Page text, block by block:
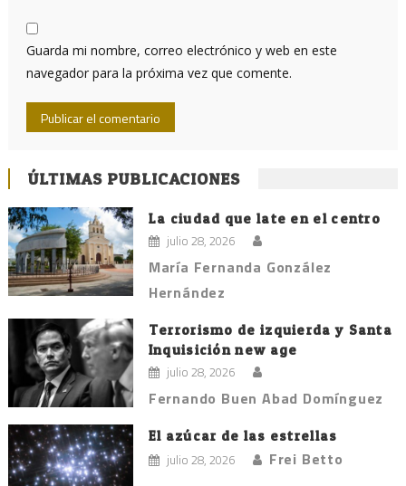
Guarda mi nombre, correo electrónico y web en este
navegador para la próxima vez que comente.
ÚLTIMAS PUBLICACIONES
La ciudad que late en el centro
julio 28, 2026
María Fernanda González
Hernández
Terrorismo de izquierda y Santa
Inquisición new age
julio 28, 2026
Fernando Buen Abad Domínguez
El azúcar de las estrellas
julio 28, 2026 Frei Betto